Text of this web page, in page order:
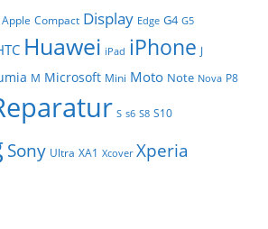
Apple Compact Display Edge G4 G5
Huawei iPad iPhone J
M Microsoft Mini Moto Note Nova P8
S s6 S8 S10
Sony Ultra XA1 Xcover Xperia